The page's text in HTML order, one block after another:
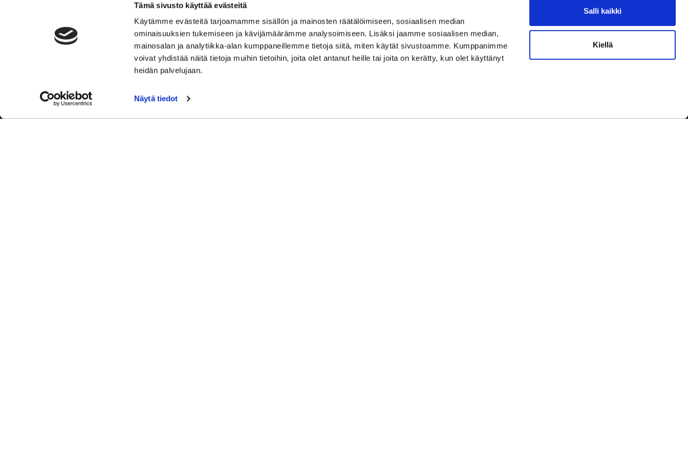
Tämä sivusto käyttää evästeitä
Käytämme evästeitä tarjoamamme sisällön ja mainosten räätälöimiseen, sosiaalisen median
ominaisuuksien tukemiseen ja kävijämäärämme analysoimiseen. Lisäksi jaamme sosiaalisen median,
mainosalan ja analytiikka-alan kumppaneillemme tietoja siitä, miten käytät sivustoamme. Kumppanimme
voivat yhdistää näitä tietoja muihin tietoihin, joita olet antanut heille tai joita on kerätty, kun olet käyttänyt
heidän palvelujaan.
Näytä tiedot
Salli kaikki
Kiellä
Tulosta rekisteritietojen tarkastuslomake
Kokemuksia Sipoon Syke
Puhelintiedusteluihin vastaamme asiakaspalvelun aukioloaikoina.
Vi svarar på telefonförfrågningar under kundbetjäningens öppettider.
Tarkistathan mahdolliset muutokset aukioloaikoihin
Vänligen kontrollera eventuella ändringar av öppettiderna